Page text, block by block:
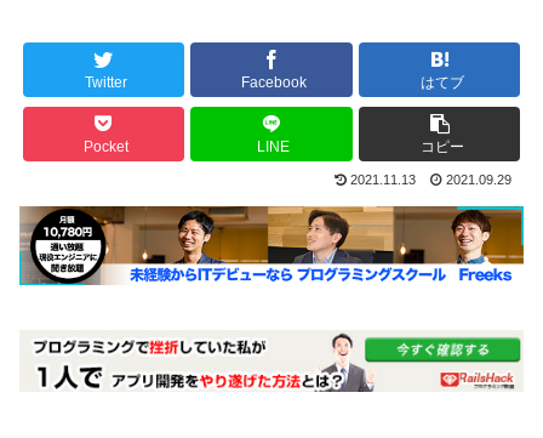
Twitter Facebook はてブ
Pocket LINE コピー
2021.11.13 2021.09.29